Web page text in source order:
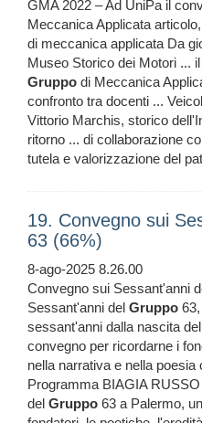
GMA 2022 – Ad UniPa il
Meccanica Applicata
di meccanica applicata Da
Museo Storico dei Motori ...
Gruppo di Meccanica
confronto tra docenti ...
Vittorio Marchis, storico
ritorno ... di collaborazione
tutela e valorizzazione del
19. Convegno sui
63 (66%)
8-ago-2025 8.26.00
Convegno sui Sessant'anni
Sessant'anni del Gruppo
sessant'anni dalla nascita del
convegno per ricordarne i
nella narrativa e nella
Programma BIAGIA
del Gruppo 63 a Palermo,